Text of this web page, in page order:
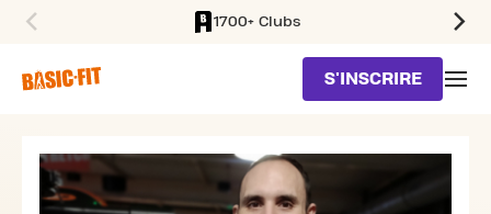
1700+ Clubs
S'INSCRIRE